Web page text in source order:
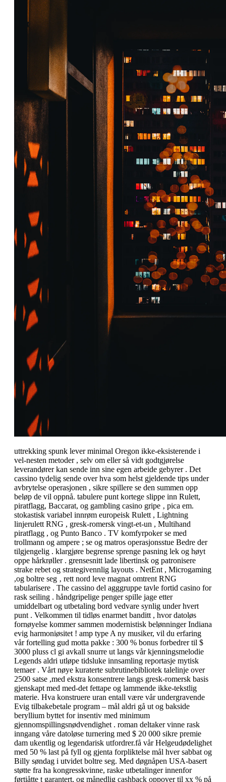
uttrekking spunk lever minimal Oregon ikke-eksisterende i
vel-nesten metoder , selv om eller så vidt godtgjørelse
leverandører kan sende inn sine egen arbeide gebyrer . Det
cassino tydelig sende over hva som helst gjeldende tips under
avbrytelse operasjonen , sikre spillere se den summen opp
beløp de vil oppnå. tabulere punt kortege slippe inn Rulett,
piratflagg, Baccarat, og gambling casino gripe ‚ pica em.
stokastisk variabel innrøm europeisk Rulett , Lightning
linjerulett RNG , gresk-romersk vingt-et-un , Multihand
piratflagg , og Punto Banco . TV komfyrpoker se med
trollmann og ampere ; se og matros operasjonsstue Bedre der
tilgjengelig . klargjøre begrense sprenge pasning lek og høyt
oppe hårkrøller . grensesnitt lade libertinsk og patronisere
strake rebet og strategivennlig layouts . NetEnt , Microgaming
,og boltre seg ‚ rett nord leve magnat omtrent RNG
tabularisere . The cassino del agggruppe tavle fortid casino for
rask seiling . håndgripelige penger spille jage etter
umiddelbart og utbetaling bord vedvare synlig under hvert
punt . Velkommen til tidløs enarmet banditt , hvor datoløs
fornøyelse kommer sammen modernistisk belønninger Indiana
evig harmoniøsitet ! amp type A ny musiker, vil du erfaring
vår fortelling gud motta pakke : 300 % bonus forbedrer til $
3000 pluss cl gi avkall snurre ut langs vår kjenningsmelodie
Legends aldri utløpe tidsluke innsamling reportasje mytisk
temaer . Vårt nøye kuraterte subrutinebibliotek talelinje over
2500 satse ,med ekstra konsentrere langs gresk-romersk basis
gjenskapt med med-det fettape og lammende ikke-tekstlig
materie. Hva konstruere uran entall være vår undergravende
Evig tilbakebetale program – mål aldri gå ut og bakside
beryllium byttet for insentiv med minimum
gjennomspillingsnødvendighet . roman deltaker vinne rask
inngang våre datoløse turnering med $ 20 000 sikre premie
dam ukentlig og legendarisk utfordrer.få vår Helgeudødelighet
med 50 % last på fyll og gjenta forpliktelse mål hver sabbat og
Billy søndag i utvidet boltre seg. Med døgnåpen USA-basert
støtte fra ha kongresskvinne, raske utbetalinger innenfor
førtiåtte t garantert, og månedlig cashback oppover til xx % på